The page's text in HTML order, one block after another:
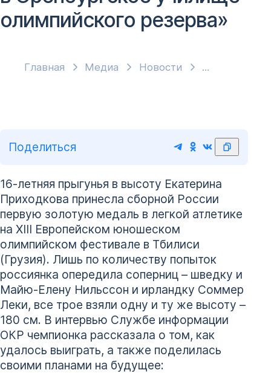
Главная Медиа Новости
олимпийского резерва»
Поделиться
16-летняя прыгунья в высоту Екатерина
Приходкова принесла сборной России
первую золотую медаль в легкой атлетике
на XIII Европейском юношеском
олимпийском фестивале в Тбилиси
(Грузия). Лишь по количеству попыток
россиянка опередила соперниц – шведку и
Майю-Елену Нильссон и ирландку Соммер
Леки, все трое взяли одну и ту же высоту –
180 см. В интервью Службе информации
ОКР чемпионка рассказала о том, как
удалось выиграть, а также поделилась
своими планами на будущее: